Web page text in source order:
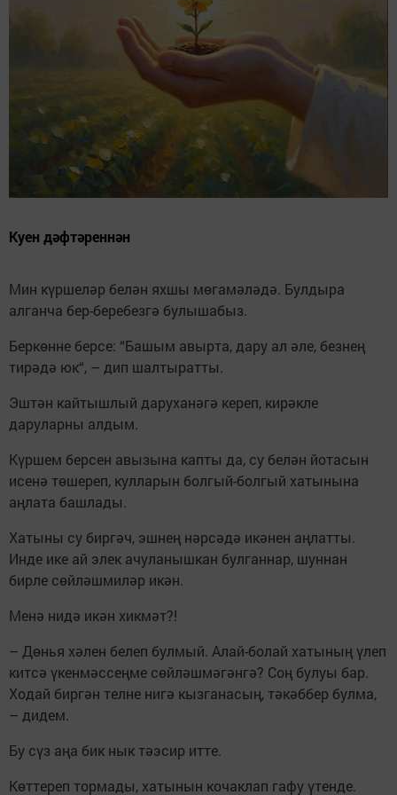
Куен дәфтәреннән
Мин күршеләр белән яхшы мөгамәләдә. Булдыра
алганча бер-беребезгә булышабыз.
Беркөнне берсе: “Башым авырта, дару ал әле, безнең
тирәдә юк“, – дип шалтыратты.
Эштән кайтышлый даруханәгә кереп, кирәкле
даруларны алдым.
Күршем берсен авызына капты да, су белән йотасын
исенә төшереп, кулларын болгый-болгый хатынына
аңлата башлады.
Хатыны су биргәч, эшнең нәрсәдә икәнен аңлатты.
Инде ике ай элек ачуланышкан булганнар, шуннан
бирле сөйләшмиләр икән.
Менә нидә икән хикмәт?!
– Дөнья хәлен белеп булмый. Алай-болай хатының үлеп
китсә үкенмәссеңме сөйләшмәгәнгә? Соң булуы бар.
Ходай биргән телне нигә кызганасың, тәкәббер булма,
– дидем.
Бу сүз аңа бик нык тәэсир итте.
Көттереп тормады, хатынын кочаклап гафу үтенде.